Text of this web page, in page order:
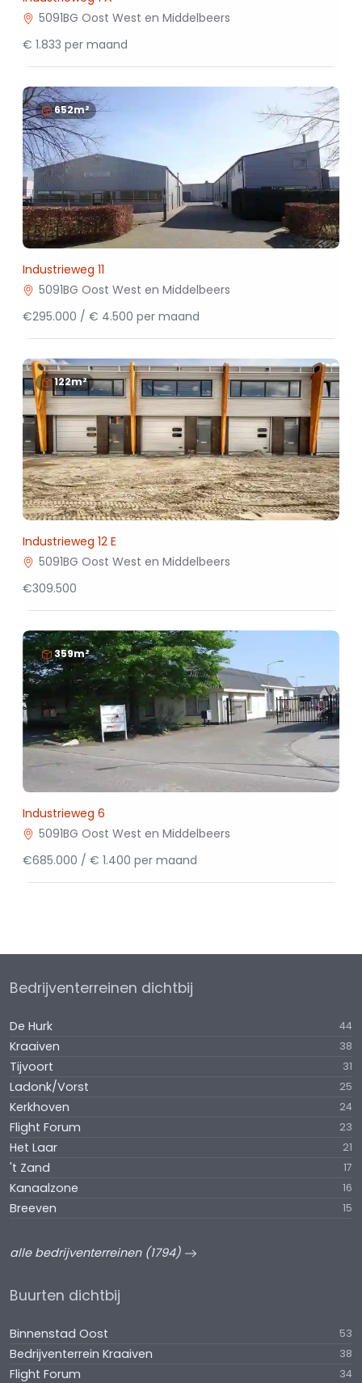
5091BG Oost West en Middelbeers
€ 1.833 per maand
652m²
Industrieweg 11
5091BG Oost West en Middelbeers
€295.000 / € 4.500 per maand
122m²
Industrieweg 12 E
5091BG Oost West en Middelbeers
€309.500
359m²
Industrieweg 6
5091BG Oost West en Middelbeers
€685.000 / € 1.400 per maand
Bedrijventerreinen dichtbij
De Hurk 44
Kraaiven 38
Tijvoort 31
Ladonk/Vorst 25
Kerkhoven 24
Flight Forum 23
Het Laar 21
't Zand 17
Kanaalzone 16
Breeven 15
alle bedrijventerreinen (1794)
Buurten dichtbij
Binnenstad Oost 53
Bedrijventerrein Kraaiven 38
Flight Forum 34